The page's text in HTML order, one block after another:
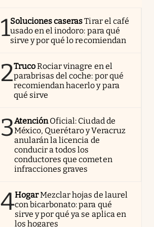
1Soluciones caserasTirar el café
usado en el inodoro: para qué
sirve y por qué lo recomiendan
2TrucoRociar vinagre en el
parabrisas del coche: por qué
recomiendan hacerlo y para
qué sirve
3AtenciónOficial: Ciudad de
México, Querétaro y Veracruz
anularán la licencia de
conducir a todos los
conductores que cometen
infracciones graves
4HogarMezclar hojas de laurel
con bicarbonato: para qué
sirve y por qué ya se aplica en
los hogares